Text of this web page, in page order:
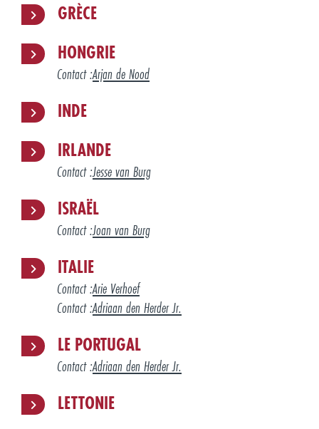
GRÈCE
HONGRIE
Contact :Arjan de Nood
INDE
IRLANDE
Contact :Jesse van Burg
ISRAËL
Contact :Joan van Burg
ITALIE
Contact :Arie Verhoef
Contact :Adriaan den Herder Jr.
LE PORTUGAL
Contact :Adriaan den Herder Jr.
LETTONIE